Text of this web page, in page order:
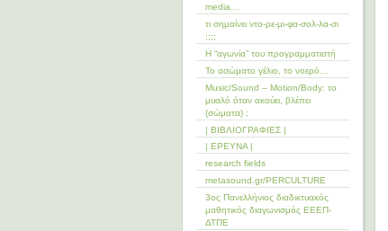
media…
τι σημαίνει ντο-ρε-μι-φα-σολ-λα-σι
;;;;
Η “αγωνία” του προγραμματιστή
Το ασώματο γέλιο, το νοερό…
Music/Sound – Motion/Body: το
μυαλό όταν ακούει, βλέπει
(σώματα) ;
| ΒΙΒΛΙΟΓΡΑΦΙΕΣ |
| ΕΡΕΥΝΑ |
research fields
metasound.gr/PERCULTURE
3ος Πανελλήνιος διαδικτυακός
μαθητικός διαγωνισμός ΕΕΕΠ-
ΔΤΠΕ